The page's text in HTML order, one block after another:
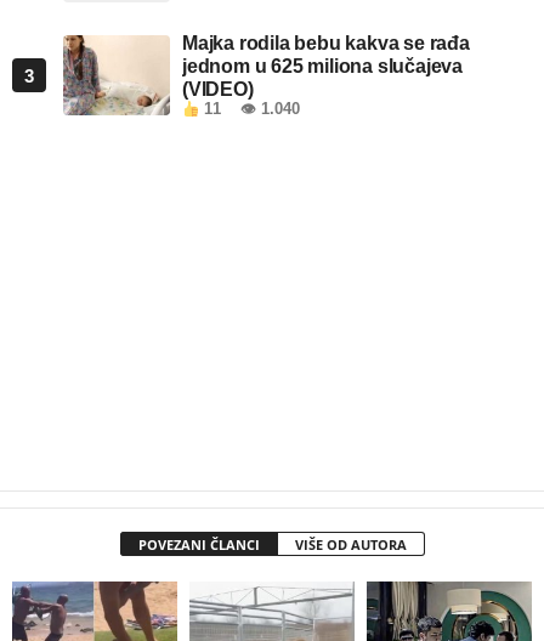
3
Majka rodila bebu kakva se rađa
jednom u 625 miliona slučajeva
(VIDEO)
11 👁 1.040
POVEZANI ČLANCI VIŠE OD AUTORA